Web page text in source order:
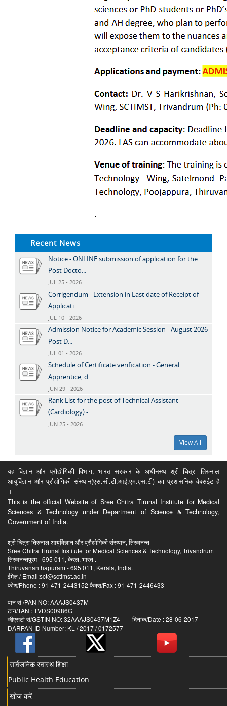
Recent News
Notice - ONLINE submission of application for the
Post Docto...
JUL 25 - 2026
Corrigendum - Extension in Last date of Receipt of
Applicati...
JUL 10 - 2026
Admission Notice for Academic Session - August 2026 -
Post D...
JUL 01 - 2026
Schedule of Certificate verification - General
Apprentice, d...
JUN 29 - 2026
Rank List for the post of Technical Assistant
(Cardiology) -...
JUN 25 - 2026
View All
यह विज्ञान और प्रौद्योगिकी विभाग, भारत सरकार के अधीनस्थ श्री चित्रा तिरुनाल
आयुर्विज्ञान और प्रौद्योगिकी संस्थान(एस.सी.टी.आई.एम.एस.टी) का प्रशासनिक वेबसईट है
।
This is the official Website of Sree Chitra Tirunal Institute for Medical
Sciences & Technology under Department of Science & Technology,
Government of India.
श्री चित्रा तिरुनाल आयुर्विज्ञान और प्रौद्योगिकी संस्थान, तिरुवनन्त
Sree Chitra Tirunal Institute for Medical Sciences & Technology, Trivandrum
तिरुवनन्तपुरम - 695 011, केरल, भारत .
Thiruvananthapuram - 695 011, Kerala, India.
ईमेल / Email:sct@sctimst.ac.in
फोण/Phone : 91-471-2443152 फैक्स/Fax : 91-471-2446433
पान सं /PAN NO: AAAJS0437M
टान/TAN : TVDS00986G
जीएसटी सं/GSTIN NO: 32AAAJS0437M1Z4 दिनांक/Date : 28-06-2017
DARPAN ID Number: KL / 2017 / 0172577
सार्वजनिक स्वास्थ शिक्षा
Public Health Education
खोज करें